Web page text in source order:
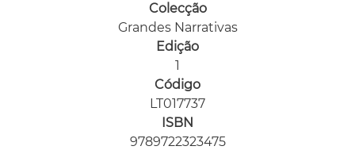
Colecção
Grandes Narrativas
Edição
1
Código
LT017737
ISBN
9789722323475